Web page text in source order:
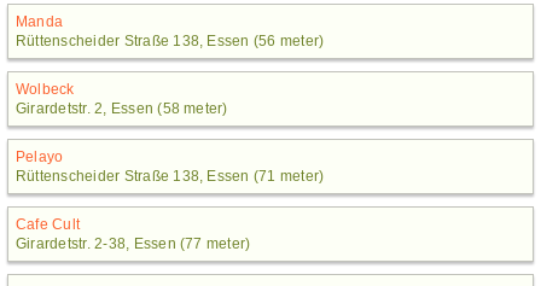
Manda
Rüttenscheider Straße 138, Essen (56 meter)
Wolbeck
Girardetstr. 2, Essen (58 meter)
Pelayo
Rüttenscheider Straße 138, Essen (71 meter)
Cafe Cult
Girardetstr. 2-38, Essen (77 meter)